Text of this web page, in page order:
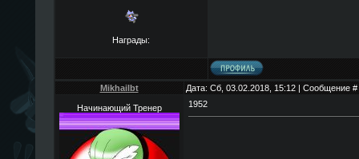
Награды:
Mikhailbt Дата: Сб, 03.02.2018, 15:12 | Сообщение #
Начинающий Тренер 1952